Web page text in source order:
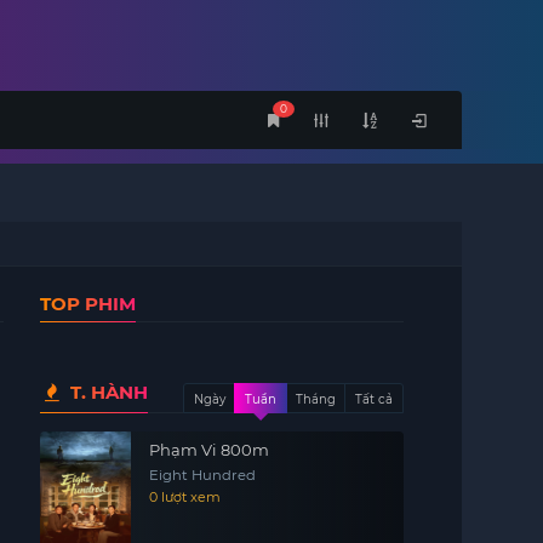
0
TOP PHIM
T. HÀNH Ngày Tuần Tháng Tất cả
Phạm Vi 800m
Eight Hundred
0 lượt xem